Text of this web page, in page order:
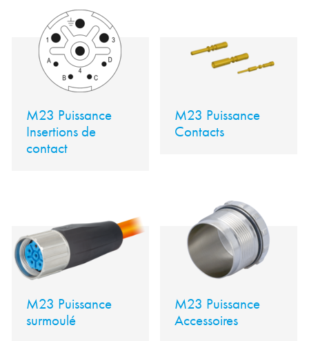
M23 Puissance
Insertions de
contact
M23 Puissance
Contacts
M23 Puissance
surmoulé
M23 Puissance
Accessoires